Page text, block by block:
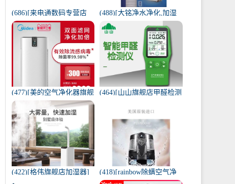
(686)[来电通数码专营店
USB加湿器]加湿器家用静
音卧室小米小型空气无线
可月销量213件仅售29元
(488)[大铭净水净化,加湿
抽湿机配件]3M菲尔萃空
气净化器静电滤网FACF月
销量1件仅售199元
(477)[美的空气净化器旗舰
店空气净化,氧吧]美的空气
净化器家用除甲醛月销量
170件仅售3698元
(464)[山山旗舰店甲醛检测
苯空气质量专业家月销量
12件仅售298元
(422)[格伟旗舰店加湿器]
工业加湿器大容量空气家
(418)[rainbow除螨空气净
化,氧吧]美国原装进口水过